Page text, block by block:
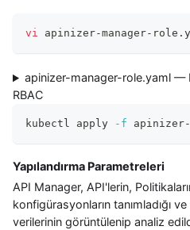
vi apinizer-manager-
apinizer-manager-role.yaml —
RBAC
kubectl apply -f apinizer-
Yapılandırma Parametreleri
API Manager, API'lerin,
konfigürasyonların tanımladığı
verilerinin görüntülenip analiz